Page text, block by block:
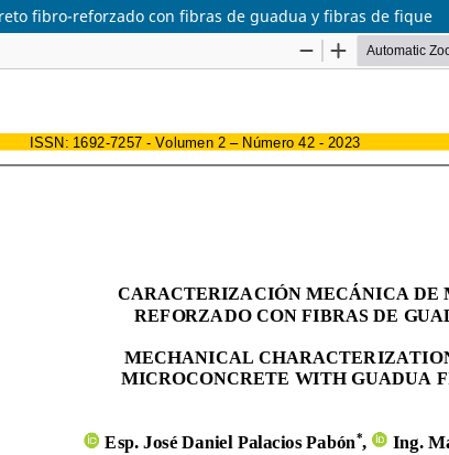
fibro-reforzado con fibras de guadua y fibras de fique